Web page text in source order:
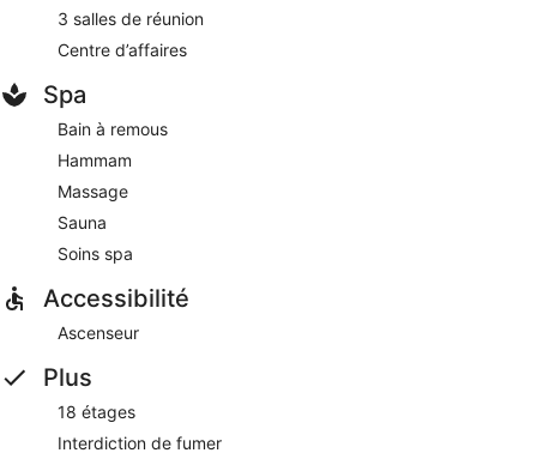
Rooftop- café sur place. Ouvert tous les jours.
Un service d'étage 24 h/24 est disponible.
3 salles de réunion
Centre d’affaires
Spa
Bain à remous
Hammam
Massage
Sauna
Soins spa
Accessibilité
Ascenseur
Plus
18 étages
Interdiction de fumer